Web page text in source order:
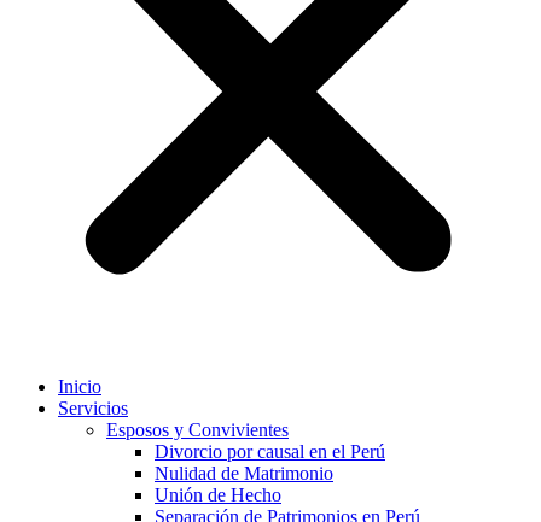
Inicio
Servicios
Esposos y Convivientes
Divorcio por causal en el Perú
Nulidad de Matrimonio
Unión de Hecho
Separación de Patrimonios en Perú